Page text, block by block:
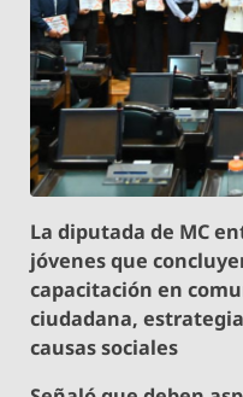
La diputada de MC
jóvenes que
capacitación en
ciudadana,
causas sociales